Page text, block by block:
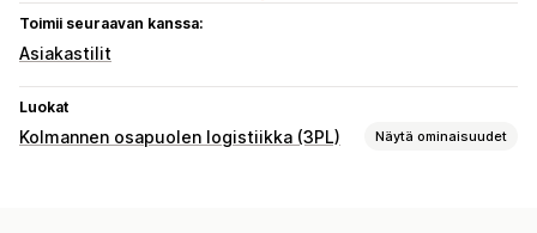
Toimii seuraavan kanssa:
Asiakastilit
Luokat
Kolmannen osapuolen logistiikka (3PL) Näytä ominaisuudet